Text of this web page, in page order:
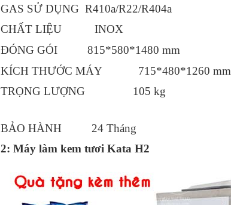
GAS SỬ DỤNG R410a/R22/R404a
CHẤT LIỆU INOX
ĐÓNG GÓI 815*580*1480 mm
KÍCH THƯỚC MÁY 715*480*1260 mm
TRỌNG LƯỢNG 105 kg
BẢO HÀNH
24 Tháng
2: Máy làm kem tươi Kata H2